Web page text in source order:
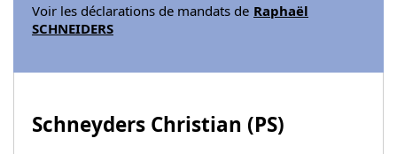
Voir les déclarations de mandats de Raphaël
SCHNEIDERS
Schneyders Christian (PS)